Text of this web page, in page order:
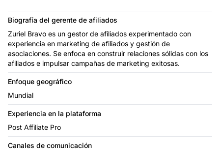
Biografía del gerente de afiliados
Zuriel Bravo es un gestor de afiliados experimentado con
experiencia en marketing de afiliados y gestión de
asociaciones. Se enfoca en construir relaciones sólidas con los
afiliados e impulsar campañas de marketing exitosas.
Enfoque geográfico
Mundial
Experiencia en la plataforma
Post Affiliate Pro
Canales de comunicación